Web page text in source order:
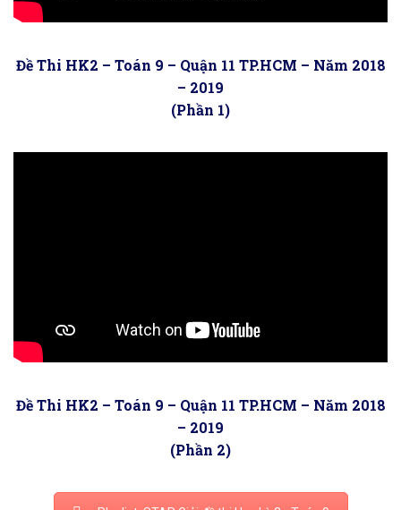
Đề Thi HK2 – Toán 9 – Quận 11 TP.HCM – Năm 2018
– 2019
(Phần 1)
Đề Thi HK2 – Toán 9 – Quận 11 TP.HCM – Năm 2018
– 2019
(Phần 2)